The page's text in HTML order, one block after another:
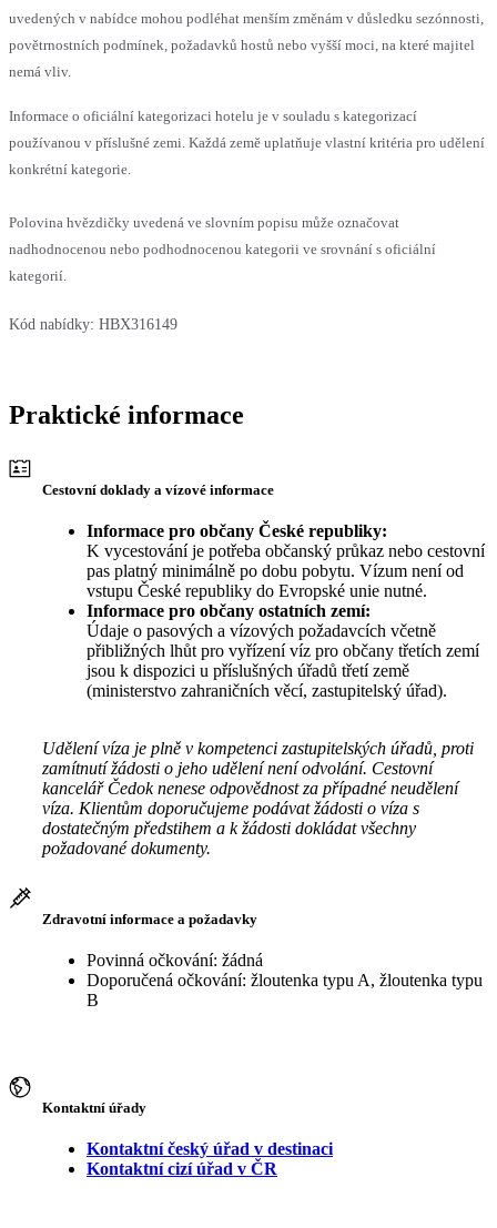
uvedených v nabídce mohou podléhat menším změnám v důsledku sezónnosti,
povětrnostních podmínek, požadavků hostů nebo vyšší moci, na které majitel
nemá vliv.
Informace o oficiální kategorizaci hotelu je v souladu s kategorizací
používanou v příslušné zemi. Každá země uplatňuje vlastní kritéria pro udělení
konkrétní kategorie.
Polovina hvězdičky uvedená ve slovním popisu může označovat
nadhodnocenou nebo podhodnocenou kategorii ve srovnání s oficiální
kategorií.
Kód nabídky: HBX316149
Praktické informace
Cestovní doklady a vízové informace
Informace pro občany České republiky:
K vycestování je potřeba občanský průkaz nebo cestovní
pas platný minimálně po dobu pobytu. Vízum není od
vstupu České republiky do Evropské unie nutné.
Informace pro občany ostatních zemí:
Údaje o pasových a vízových požadavcích včetně
přibližných lhůt pro vyřízení víz pro občany třetích zemí
jsou k dispozici u příslušných úřadů třetí země
(ministerstvo zahraničních věcí, zastupitelský úřad).
Udělení víza je plně v kompetenci zastupitelských úřadů, proti
zamítnutí žádosti o jeho udělení není odvolání. Cestovní
kancelář Čedok nenese odpovědnost za případné neudělení
víza. Klientům doporučujeme podávat žádosti o víza s
dostatečným předstihem a k žádosti dokládat všechny
požadované dokumenty.
Zdravotní informace a požadavky
Povinná očkování: žádná
Doporučená očkování: žloutenka typu A, žloutenka typu
B
Kontaktní úřady
Kontaktní český úřad v destinaci
Kontaktní cizí úřad v ČR